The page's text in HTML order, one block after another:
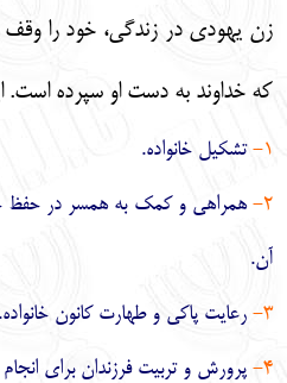
زن يهودي در زندگي، خود را وقف
كه خداوند به دست او سپرده است.
1- تشكيل خانواده.
2- همراهي و كمك به همسر در حفظ
آن.
3- رعايت پاكي و طهارت كانون خانواده.
4- پرورش و تربيت فرزندان براي